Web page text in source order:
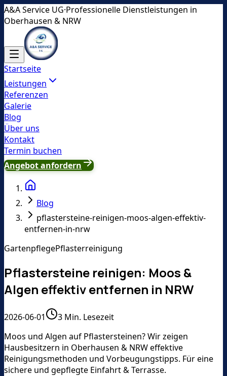
A&A Service UG·Professionelle Dienstleistungen in
Oberhausen & NRW
Startseite
Leistungen
Referenzen
Galerie
Blog
Über uns
Kontakt
Termin buchen
Angebot anfordern
Blog
pflastersteine-reinigen-moos-algen-effektiv-
entfernen-in-nrw
GartenpflegePflasterreinigung
Pflastersteine reinigen: Moos &
Algen effektiv entfernen in NRW
2026-06-01 3 Min. Lesezeit
Moos und Algen auf Pflastersteinen? Wir zeigen
Hausbesitzern in Oberhausen & NRW effektive
Reinigungsmethoden und Vorbeugungstipps. Für eine
sichere und gepflegte Einfahrt & Terrasse.